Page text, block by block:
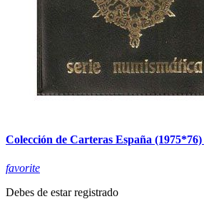
Colección de Carteras España (1975*76)
favorite
Debes de estar registrado